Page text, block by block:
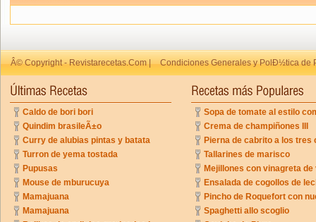
Â© Copyright - Revistarecetas.Com | Condiciones Generales y PolÐ½tica de
Caldo de bori bori
Quindim brasileÃ±o
Curry de alubias pintas y batata
Turron de yema tostada
Pupusas
Mouse de mburucuya
Mamajuana
Mamajuana
Sopa de tomate al estilo
Crema de champiñones III
Pierna de cabrito a los tres
Tallarines de marisco
Mejillones con vinagreta
Ensalada de cogollos de
Pincho de Roquefort con
Spaghetti allo scoglio